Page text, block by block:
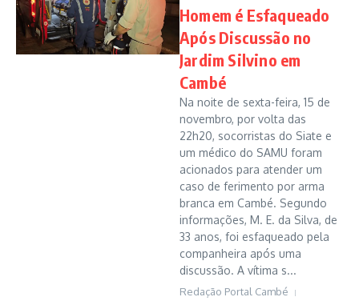
Homem é Esfaqueado
Após Discussão no
Jardim Silvino em
Cambé
Na noite de sexta-feira, 15 de
novembro, por volta das
22h20, socorristas do Siate e
um médico do SAMU foram
acionados para atender um
caso de ferimento por arma
branca em Cambé. Segundo
informações, M. E. da Silva, de
33 anos, foi esfaqueado pela
companheira após uma
discussão. A vítima s...
Redação Portal Cambé